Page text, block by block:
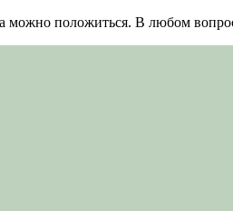
можно положиться. В любом